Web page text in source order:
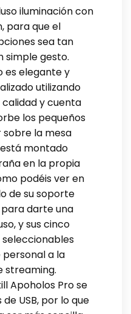
iluminación con
para que el
sea tan
simple gesto.
es elegante y
utilizando
y cuenta
los pequeños
sobre la mesa
montado
en la propia
podéis ver en
de su soporte
darte una
y sus cinco
a la
streaming.
Apoholos Pro se
USB, por lo que